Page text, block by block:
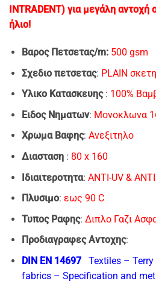
INTRADENT) για μεγάλη αντοχή
ήλιo!
Bαρος Πετσετας/m: 500 gsm
Σχεδιο πετσετας: PLAIN σκετη
Υλικο Κατασκευης: 100%
Ειδος Νηματων: Moνοκλωνα
Xρωμα Bαφης: Ανεξιτηλο
Διασταση: 80 x 160
Ιδιαιτεροτητα: ANTI-UV &
Πλυσιμο: εως 90 C
Τυπος Ραφης: Διπλο Γαζι
Προδιαγραφες Αντοχης:
DIN EN 14697 Textiles –
fabrics – Specification and